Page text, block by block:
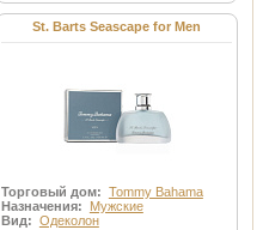
St. Barts Seascape for Men
Торговый дом: Tommy Bahama
Назначения: Мужские
Вид: Одеколон